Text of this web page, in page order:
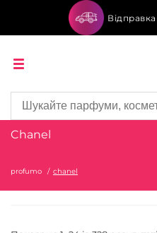
Chanel
profumo chanel